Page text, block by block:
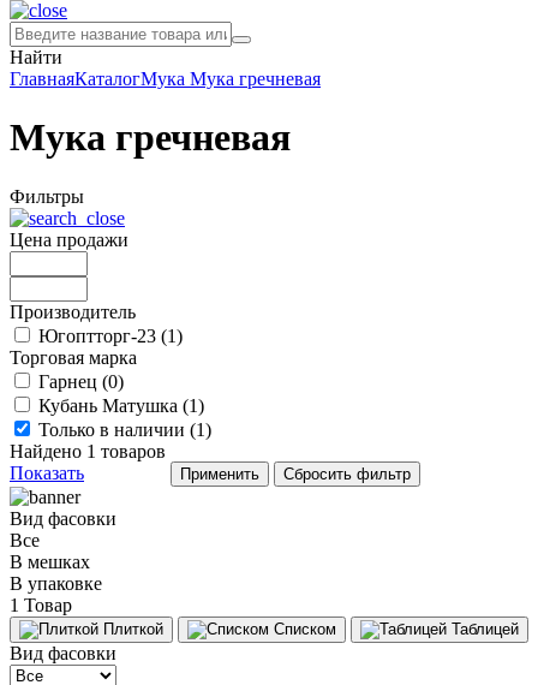
Найти
ГлавнаяКаталогМука Мука гречневая
Мука гречневая
Фильтры
Цена продажи
Производитель
Югоптторг-23 (1)
Торговая марка
Гарнец (0)
Кубань Матушка (1)
Только в наличии (1)
Найдено 1 товаров
Показать
Вид фасовки
Все
В мешках
В упаковке
1 Товар
Плиткой Списком Таблицей
Вид фасовки